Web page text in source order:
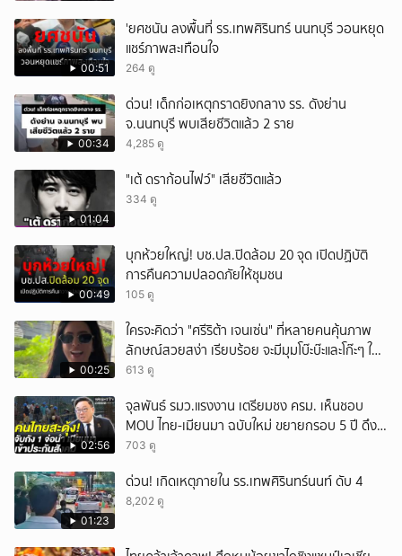
00:51
'ยศชนัน ลงพื้นที่ รร.เทพศิรินทร์ นนทบุรี วอนหยุด
แชร์ภาพสะเทือนใจ
264 ดู
00:34
ด่วน! เด็กก่อเหตุกราดยิงกลาง รร. ดังย่าน
จ.นนทบุรี พบเสียชีวิตแล้ว 2 ราย
4,285 ดู
01:04
"เต้ ดราก้อนไฟว์" เสียชีวิตแล้ว
334 ดู
00:49
บุกห้วยใหญ่! บช.ปส.ปิดล้อม 20 จุด เปิดปฏิบัติ
การคืนความปลอดภัยให้ชุมชน
105 ดู
00:25
ใครจะคิดว่า "ศรีริต้า เจนเซ่น" ที่หลายคนคุ้นภาพ
ลักษณ์สวยสง่า เรียบร้อย จะมีมุมโบ๊ะบ๊ะและโก๊ะๆ ให้
ได้อมยิ้มเหมือนกัน งานนี้ทำเอาแฟนๆ ทั้งเอ็นดูทั้ง
613 ดู
02:56
จุลพันธ์ รมว.แรงงาน เตรียมชง ครม. เห็นชอบ
MOU ไทย-เมียนมา ฉบับใหม่ ขยายกรอบ 5 ปี ดึง
แรงงานเข้าระบบ
703 ดู
01:23
ด่วน! เกิดเหตุภายใน รร.เทพศิรินทร์นนท์ ดับ 4
8,202 ดู